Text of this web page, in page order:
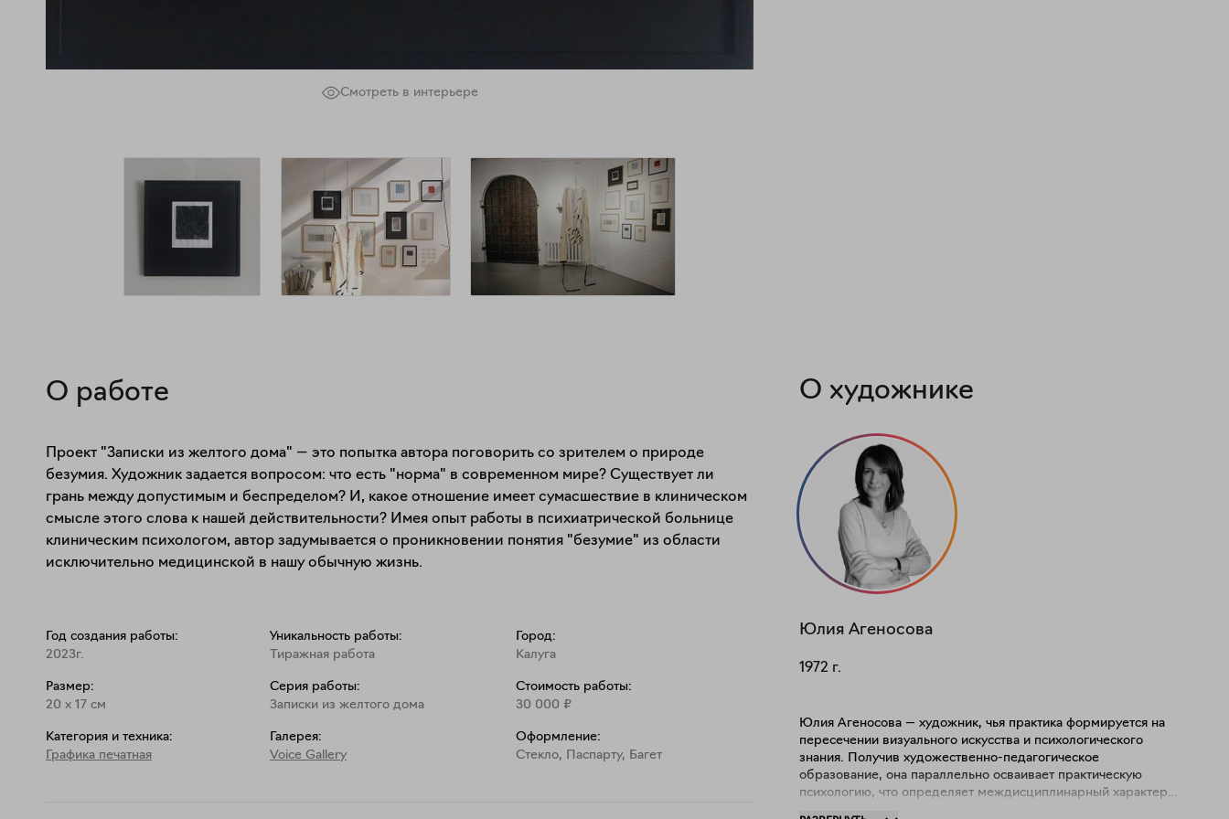
Смотреть в интерьере
О работе
Проект "Записки из желтого дома" — это попытка автора поговорить со зрителем о природе
безумия. Художник задается вопросом: что есть "норма" в современном мире? Существует ли
грань между допустимым и беспределом? И, какое отношение имеет сумасшествие в клиническом
смысле этого слова к нашей действительности? Имея опыт работы в психиатрической больнице
клиническим психологом, автор задумывается о проникновении понятия "безумие" из области
исключительно медицинской в нашу обычную жизнь.
Год создания работы:
2023г.
Размер:
20 x 17 см
Категория и техника:
Графика печатная
Уникальность работы:
Тиражная работа
Серия работы:
Записки из желтого дома
Галерея:
Voice Gallery
Город:
Калуга
Стоимость работы:
30 000 ₽
Оформление:
Стекло, Паспарту, Багет
О художнике
Юлия Агеносова
1972 г.
Юлия Агеносова — художник, чья практика формируется на
пересечении визуального искусства и психологического
знания. Получив художественно-педагогическое
образование, она параллельно осваивает практическую
психологию, что определяет междисциплинарный характер